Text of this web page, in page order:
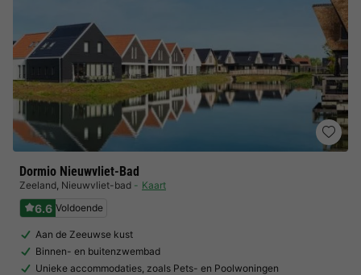
Dormio Nieuwvliet-Bad
Zeeland, Nieuwvliet-bad Kaart
6.6 Voldoende
Aan de Zeeuwse kust
Binnen- en buitenzwembad
Unieke accommodaties, zoals Pets- en Poolwoningen